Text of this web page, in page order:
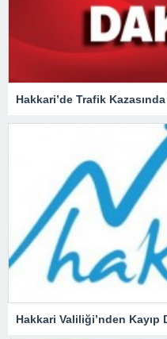
Hakkari’de Trafik
Hakkari Valiliği’nden Kayıp